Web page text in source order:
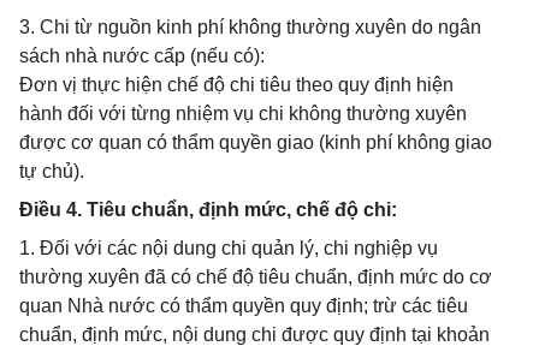
3. Chi từ nguồn kinh phí không thường xuyên do ngân
sách nhà nước cấp (nếu có):
Đơn vị thực hiện chế độ chi tiêu theo quy định hiện
hành đối với từng nhiệm vụ chi không thường xuyên
được cơ quan có thẩm quyền giao (kinh phí không giao
tự chủ).
Điều 4. Tiêu chuẩn, định mức, chế độ chi:
1. Đối với các nội dung chi quản lý, chi nghiệp vụ
thường xuyên đã có chế độ tiêu chuẩn, định mức do cơ
quan Nhà nước có thẩm quyền quy định; trừ các tiêu
chuẩn, định mức, nội dung chi được quy định tại khoản